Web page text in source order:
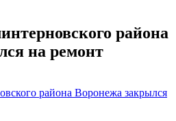
района
на ремонт